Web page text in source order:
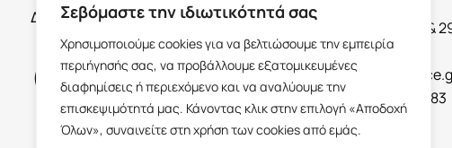
Σεβόμαστε την ιδιωτικότητά σας
Χρησιμοποιούμε cookies για να βελτιώσουμε την εμπειρία
περιήγησής σας, να προβάλλουμε εξατομικευμένες
διαφημίσεις ή περιεχόμενο και να αναλύουμε την
επισκεψιμότητά μας. Κάνοντας κλικ στην επιλογή «Αποδοχή
Όλων», συναινείτε στη χρήση των cookies από εμάς.
Δευτέρα με Παρασκευή 09:00-17:00
Παύλου Μελά &
Ισόγειο 62100
+30 23213 02583